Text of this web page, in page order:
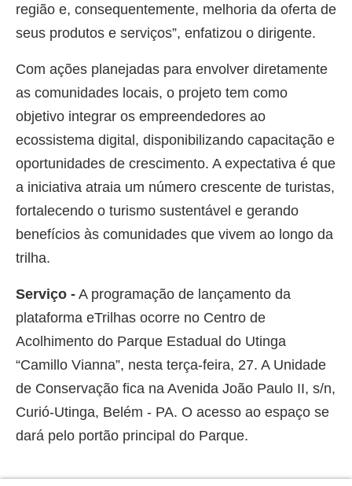
região e, consequentemente, melhoria da oferta de
seus produtos e serviços”, enfatizou o dirigente.
Com ações planejadas para envolver diretamente
as comunidades locais, o projeto tem como
objetivo integrar os empreendedores ao
ecossistema digital, disponibilizando capacitação e
oportunidades de crescimento. A expectativa é que
a iniciativa atraia um número crescente de turistas,
fortalecendo o turismo sustentável e gerando
benefícios às comunidades que vivem ao longo da
trilha.
Serviço - A programação de lançamento da
plataforma eTrilhas ocorre no Centro de
Acolhimento do Parque Estadual do Utinga
“Camillo Vianna”, nesta terça-feira, 27. A Unidade
de Conservação fica na Avenida João Paulo II, s/n,
Curió-Utinga, Belém - PA. O acesso ao espaço se
dará pelo portão principal do Parque.